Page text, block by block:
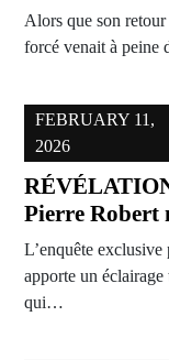
Alors que son
forcé venait à peine
FEBRUARY 11,
2026
Pierre Robert
L’enquête
apporte un
qui…